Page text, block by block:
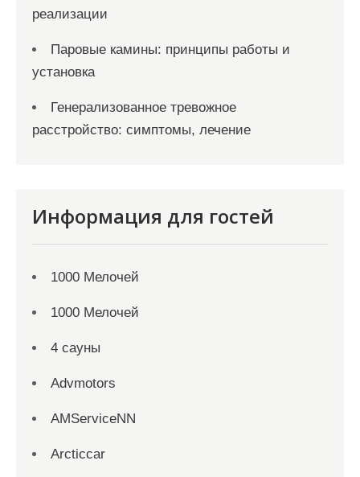
реализации
Паровые камины: принципы работы и
установка
Генерализованное тревожное
расстройство: симптомы, лечение
Информация для гостей
1000 Мелочей
1000 Мелочей
4 сауны
Advmotors
AMServiceNN
Arcticcar